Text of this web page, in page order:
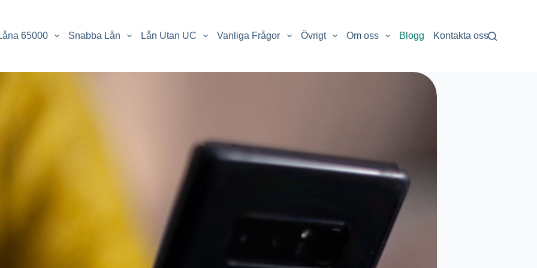
65000 Snabba Lån Lån Utan UC Vanliga Frågor Övrigt Om oss Blogg Kontakta oss